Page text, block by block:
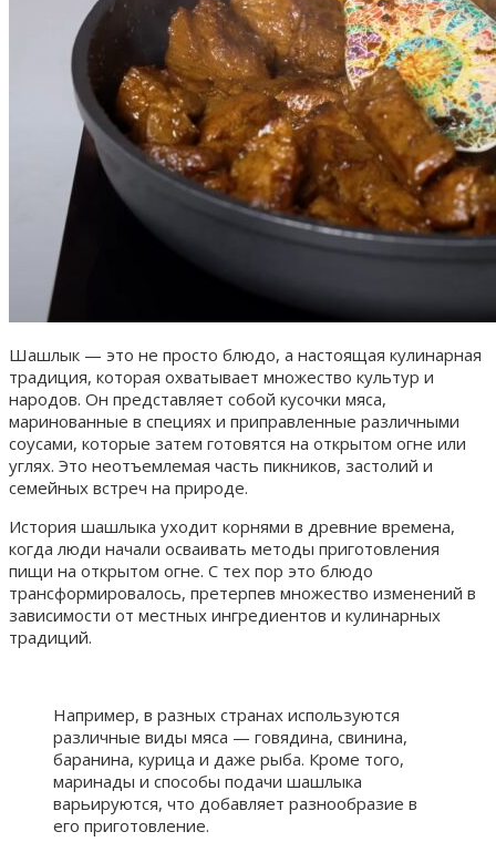
Шашлык — это не просто блюдо, а настоящая кулинарная
традиция, которая охватывает множество культур и
народов. Он представляет собой кусочки мяса,
маринованные в специях и приправленные различными
соусами, которые затем готовятся на открытом огне или
углях. Это неотъемлемая часть пикников, застолий и
семейных встреч на природе.
История шашлыка уходит корнями в древние времена,
когда люди начали осваивать методы приготовления
пищи на открытом огне. С тех пор это блюдо
трансформировалось, претерпев множество изменений в
зависимости от местных ингредиентов и кулинарных
традиций.
Например, в разных странах используются
различные виды мяса — говядина, свинина,
баранина, курица и даже рыба. Кроме того,
маринады и способы подачи шашлыка
варьируются, что добавляет разнообразие в
его приготовление.